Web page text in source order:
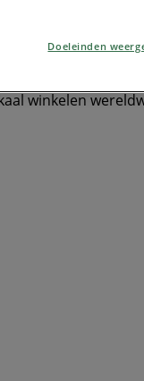
winkelen
Doeleinden